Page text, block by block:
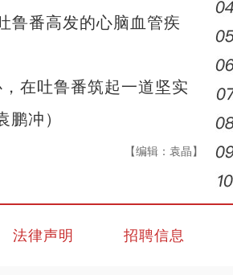
番高发的心脑血管疾
在吐鲁番筑起一道坚实
鹏冲）
【编辑：袁晶】
法律声明 招聘信息